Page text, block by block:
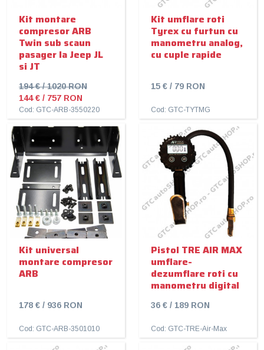
Kit montare
compresor ARB
Twin sub scaun
pasager la Jeep JL
si JT
194 € / 1020 RON
144 € / 757 RON
Cod: GTC-ARB-3550220
Kit umflare roti
Tyrex cu furtun cu
manometru analog,
cu cuple rapide
15 € / 79 RON
Cod: GTC-TYTMG
Kit universal
montare compresor
ARB
178 € / 936 RON
Cod: GTC-ARB-3501010
Pistol TRE AIR MAX
umflare-
dezumflare roti cu
manometru digital
36 € / 189 RON
Cod: GTC-TRE-Air-Max